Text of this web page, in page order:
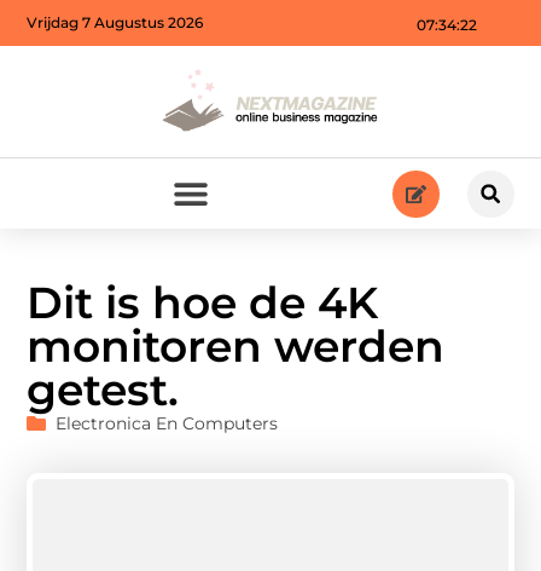
07:34:23
Vrijdag 7 Augustus 2026
Dit is hoe de 4K
monitoren werden
getest.
Electronica En Computers